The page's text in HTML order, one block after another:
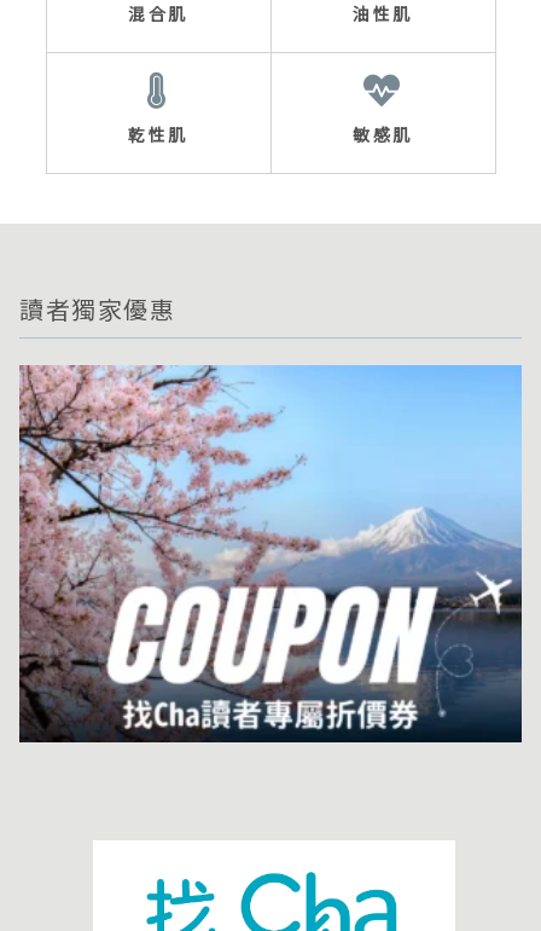
混合肌 油性肌
乾性肌 敏感肌
讀者獨家優惠